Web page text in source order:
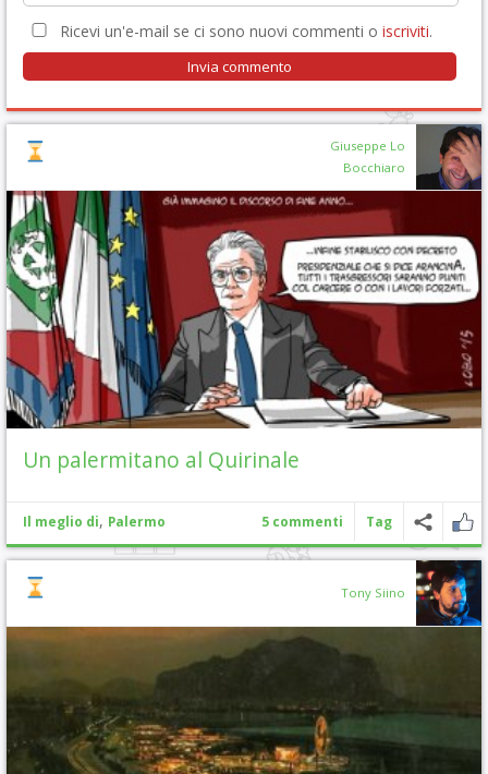
Ricevi un'e-mail se ci sono nuovi commenti o iscriviti.
Giuseppe Lo
Bocchiaro
Un palermitano al Quirinale
Il meglio di, Palermo 5 commenti Tag
Tony Siino